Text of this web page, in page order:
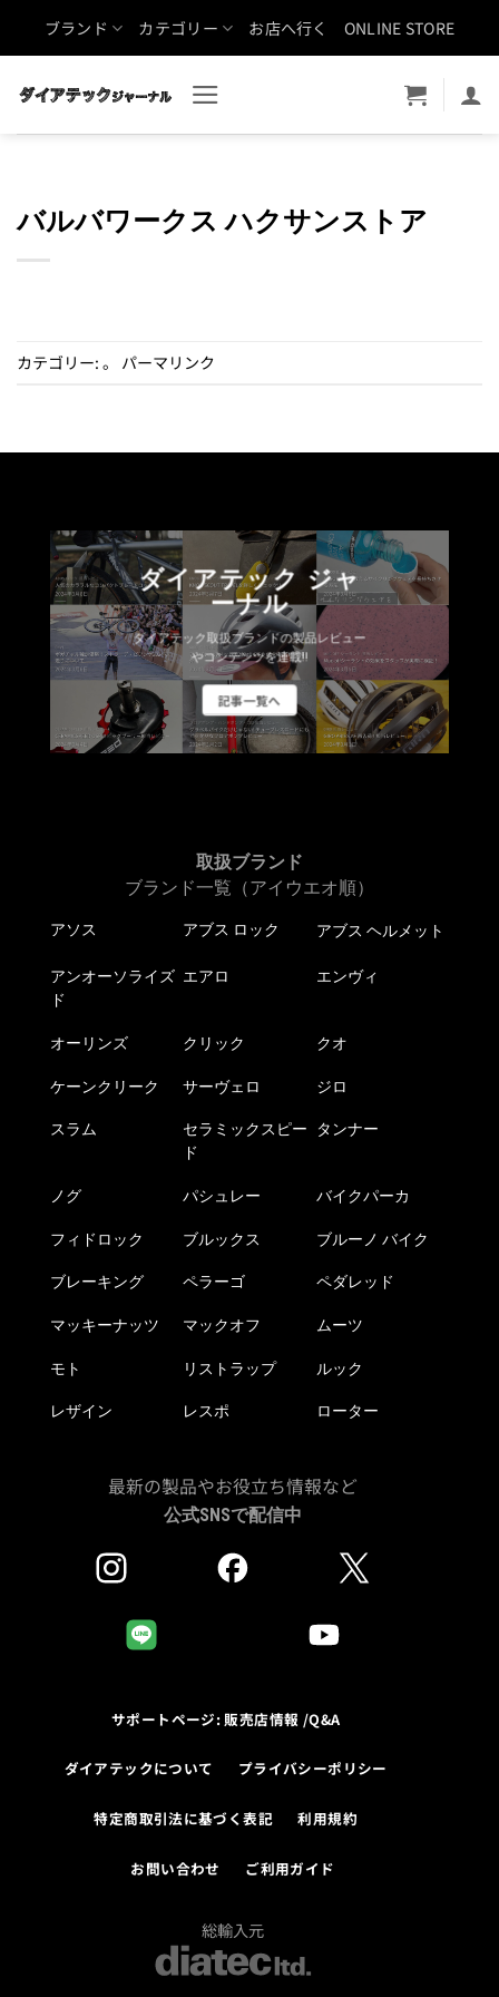
ブランド カテゴリー お店へ行く ONLINE STORE
バルバワークス ハクサンストア
カテゴリー: 。 パーマリンク
ダイアテック ジャ
ーナル
ダイアテック取扱ブランドの製品レビュー
やコンテンツを連載!!
記事一覧へ
取扱ブランド
ブランド一覧（アイウエオ順）
アソス アブス ロック アブス ヘルメット
アンオーソライズ
ド
エアロ エンヴィ
オーリンズ クリック クオ
ケーンクリーク サーヴェロ ジロ
スラム
セラミックスピー
ド
タンナー
ノグ パシュレー バイクパーカ
フィドロック ブルックス ブルーノ バイク
ブレーキング ペラーゴ ペダレッド
マッキーナッツ マックオフ ムーツ
モト リストラップ ルック
レザイン レスポ ローター
最新の製品やお役立ち情報など
公式SNSで配信中
サポートページ: 販売店情報 /Q&A
ダイアテックについて プライバシーポリシー
特定商取引法に基づく表記 利用規約
お問い合わせ ご利用ガイド
総輸入元